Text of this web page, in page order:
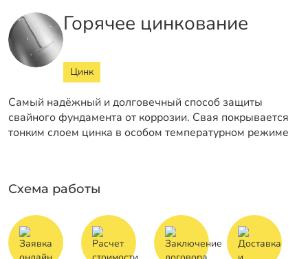
Горячее цинкование
Цинк
Самый надёжный и долговечный способ защиты
свайного фундамента от коррозии. Свая покрывается
тонким слоем цинка в особом температурном режиме
Схема работы